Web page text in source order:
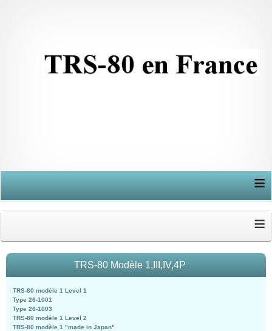
≡
≡
TRS-80 Modèle 1,III,IV,4P
TRS-80 modèle 1 Level 1
Type 26-1001
Type 26-1003
TRS-80 modèle 1 Level 2
TRS-80 modèle 1 "made in Japan"